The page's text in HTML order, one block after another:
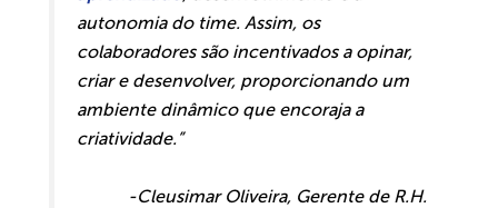
autonomia do time. Assim, os
colaboradores são incentivados a opinar,
criar e desenvolver, proporcionando um
ambiente dinâmico que encoraja a
criatividade.”
-Cleusimar Oliveira, Gerente de R.H.